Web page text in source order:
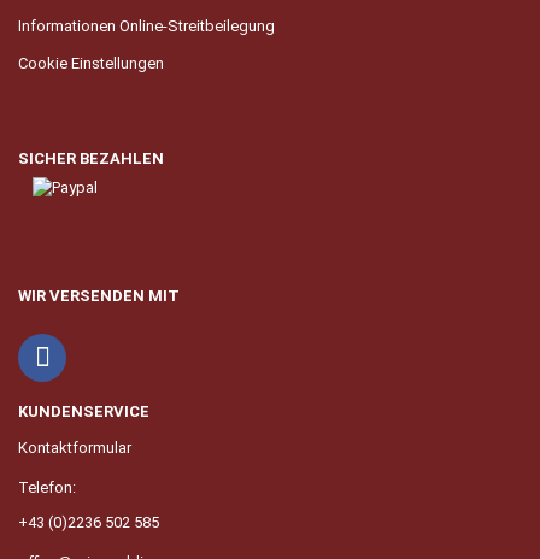
Informationen Online-Streitbeilegung
Cookie Einstellungen
SICHER BEZAHLEN
WIR VERSENDEN MIT
KUNDENSERVICE
Kontaktformular
Telefon:
+43 (0)2236 502 585